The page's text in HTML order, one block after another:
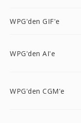
WPG'den GIF'e
WPG'den AI'e
WPG'den CGM'e